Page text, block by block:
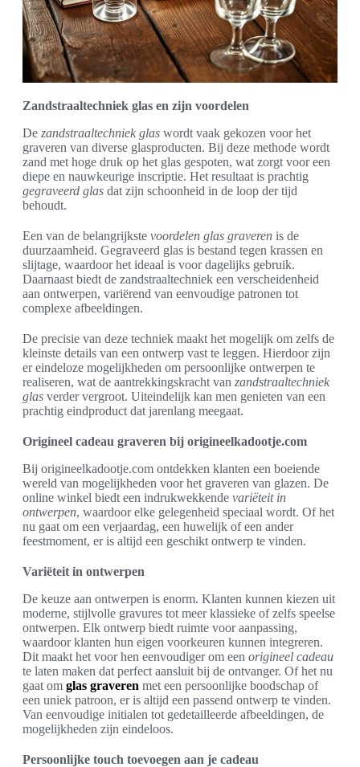
Zandstraaltechniek glas en zijn voordelen
De zandstraaltechniek glas wordt vaak gekozen voor het
graveren van diverse glasproducten. Bij deze methode wordt
zand met hoge druk op het glas gespoten, wat zorgt voor een
diepe en nauwkeurige inscriptie. Het resultaat is prachtig
gegraveerd glas dat zijn schoonheid in de loop der tijd
behoudt.
Een van de belangrijkste voordelen glas graveren is de
duurzaamheid. Gegraveerd glas is bestand tegen krassen en
slijtage, waardoor het ideaal is voor dagelijks gebruik.
Daarnaast biedt de zandstraaltechniek een verscheidenheid
aan ontwerpen, variërend van eenvoudige patronen tot
complexe afbeeldingen.
De precisie van deze techniek maakt het mogelijk om zelfs de
kleinste details van een ontwerp vast te leggen. Hierdoor zijn
er eindeloze mogelijkheden om persoonlijke ontwerpen te
realiseren, wat de aantrekkingskracht van zandstraaltechniek
glas verder vergroot. Uiteindelijk kan men genieten van een
prachtig eindproduct dat jarenlang meegaat.
Origineel cadeau graveren bij origineelkadootje.com
Bij origineelkadootje.com ontdekken klanten een boeiende
wereld van mogelijkheden voor het graveren van glazen. De
online winkel biedt een indrukwekkende variëteit in
ontwerpen, waardoor elke gelegenheid speciaal wordt. Of het
nu gaat om een verjaardag, een huwelijk of een ander
feestmoment, er is altijd een geschikt ontwerp te vinden.
Variëteit in ontwerpen
De keuze aan ontwerpen is enorm. Klanten kunnen kiezen uit
moderne, stijlvolle gravures tot meer klassieke of zelfs speelse
ontwerpen. Elk ontwerp biedt ruimte voor aanpassing,
waardoor klanten hun eigen voorkeuren kunnen integreren.
Dit maakt het voor hen eenvoudiger om een origineel cadeau
te laten maken dat perfect aansluit bij de ontvanger. Of het nu
gaat om glas graveren met een persoonlijke boodschap of
een uniek patroon, er is altijd een passend ontwerp te vinden.
Van eenvoudige initialen tot gedetailleerde afbeeldingen, de
mogelijkheden zijn eindeloos.
Persoonlijke touch toevoegen aan je cadeau